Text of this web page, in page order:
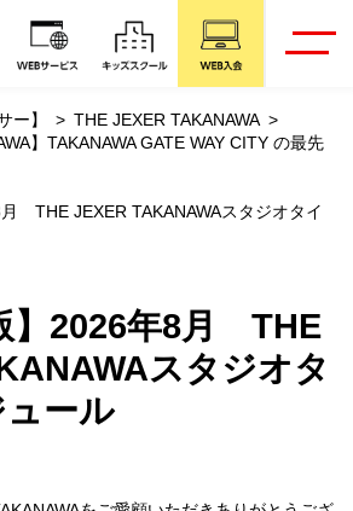
ー】
THE JEXER TAKANAWA
】TAKANAWA GATE WAY CITY の最先
月 THE JEXER TAKANAWAスタジオタイ
】2026年8月 THE
スタジオタ
ール